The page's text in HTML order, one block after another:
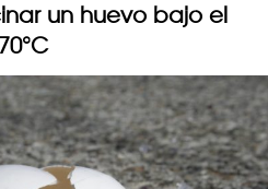
un huevo bajo el